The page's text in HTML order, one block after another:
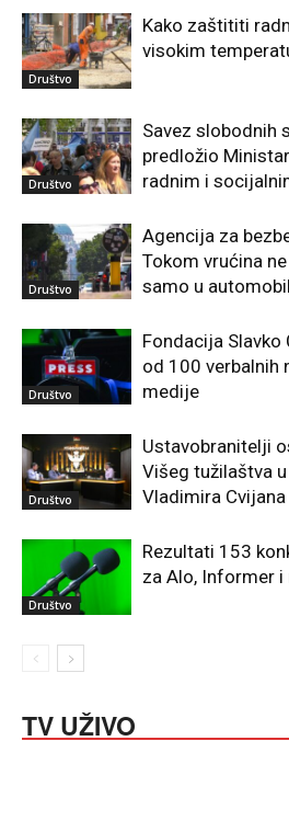
Društvo
Kako zaštititi
visokim
Društvo
Savez slobodnih
predložio
radnim i
Društvo
Agencija za
Tokom vrućina
samo u
Društvo
Fondacija Slavko
od 100 verbalnih
medije
Društvo
Ustavobranitelji
Višeg tužilaštva
Vladimira Cvijana
Društvo
Rezultati 153
za Alo, Informer
TV UŽIVO